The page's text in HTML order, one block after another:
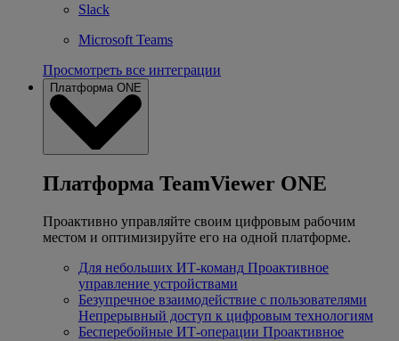
Slack
Microsoft Teams
Просмотреть все интеграции
Платформа ONE
Платформа TeamViewer ONE
Проактивно управляйте своим цифровым рабочим
местом и оптимизируйте его на одной платформе.
Для небольших ИТ-команд Проактивное
управление устройствами
Безупречное взаимодействие с пользователями
Непрерывный доступ к цифровым технологиям
Бесперебойные ИТ-операции Проактивное